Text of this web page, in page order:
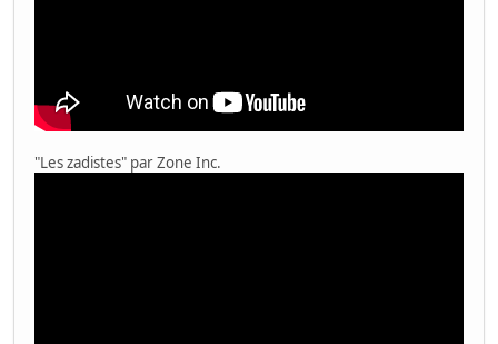
"Les zadistes" par Zone Inc.